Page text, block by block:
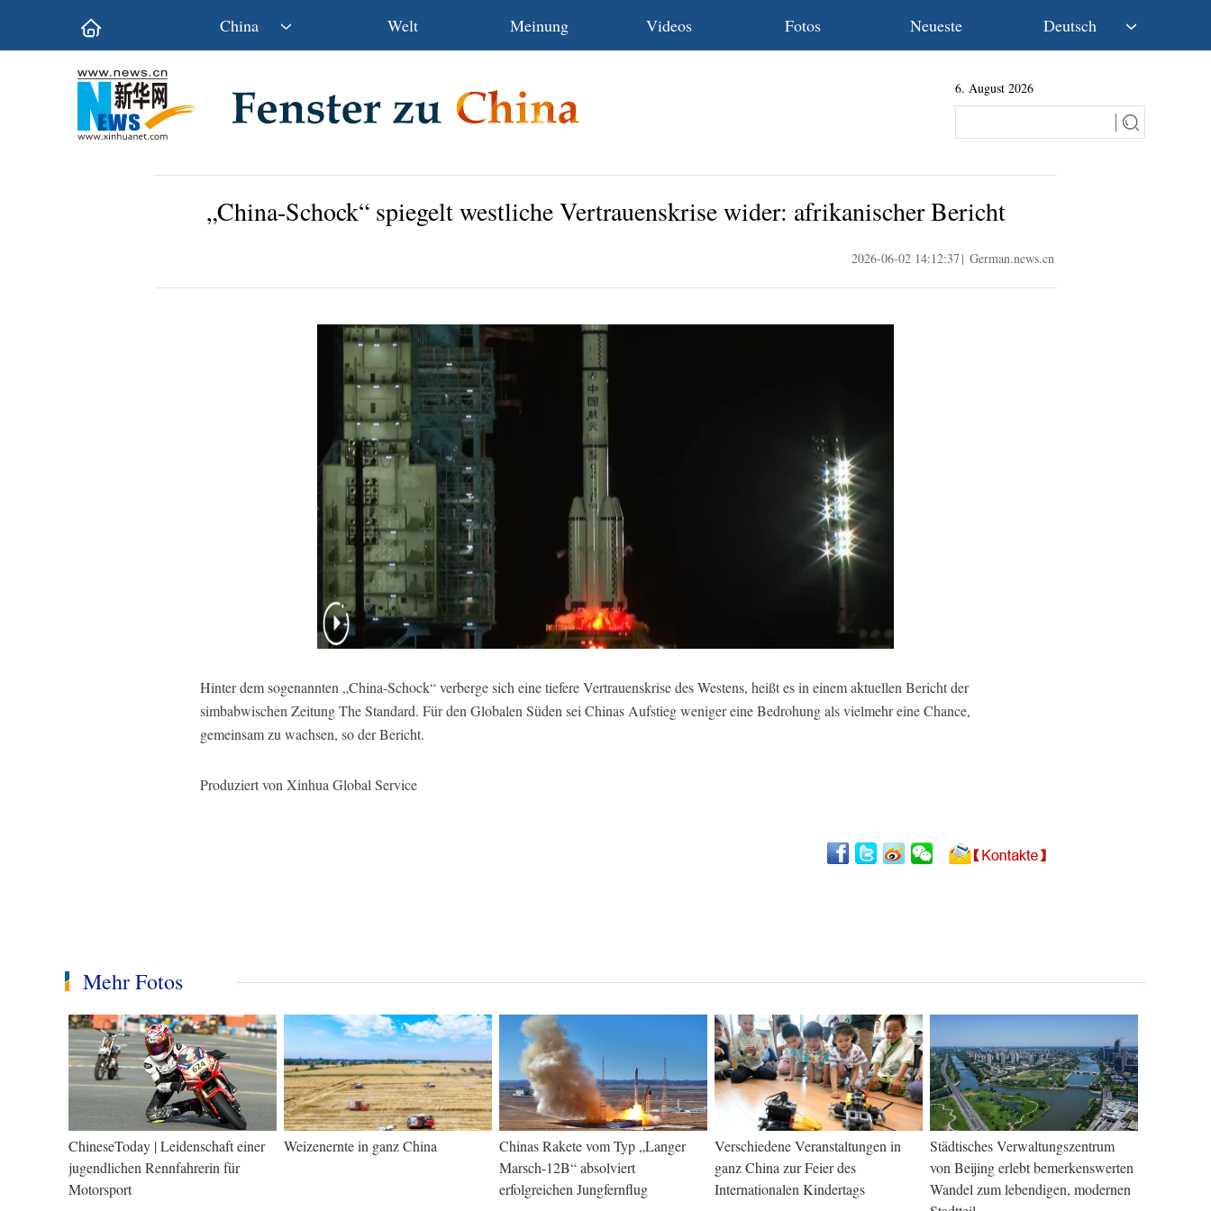
China
Wirtschaft
Kultur&Reise
Welt Meinung Videos Fotos Neueste Deutsch
Français
6. August 2026
„China-Schock“ spiegelt westliche Vertrauenskrise wider: afrikanischer Bericht
2026-06-02 14:12:37| German.news.cn
Hinter dem sogenannten „China-Schock“ verberge sich eine tiefere Vertrauenskrise des Westens, heißt es in einem aktuellen Bericht der
simbabwischen Zeitung The Standard. Für den Globalen Süden sei Chinas Aufstieg weniger eine Bedrohung als vielmehr eine Chance,
gemeinsam zu wachsen, so der Bericht.
Produziert von Xinhua Global Service
Mehr Fotos
ChineseToday | Leidenschaft einer
jugendlichen Rennfahrerin für
Motorsport
Weizenernte in ganz China
Chinas Rakete vom Typ „Langer
Marsch-12B“ absolviert
erfolgreichen Jungfernflug
Verschiedene Veranstaltungen in
ganz China zur Feier des
Internationalen Kindertags
Städtisches Verwaltungszentrum
von Beijing erlebt bemerkenswerten
Wandel zum lebendigen, modernen